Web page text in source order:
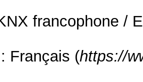
francophone /
Français (https://